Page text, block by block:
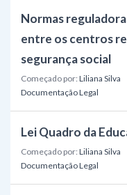
Normas
entre os centros
segurança social
Começado por: Liliana Silva
Documentação Legal
Lei Quadro da
Começado por: Liliana Silva
Documentação Legal